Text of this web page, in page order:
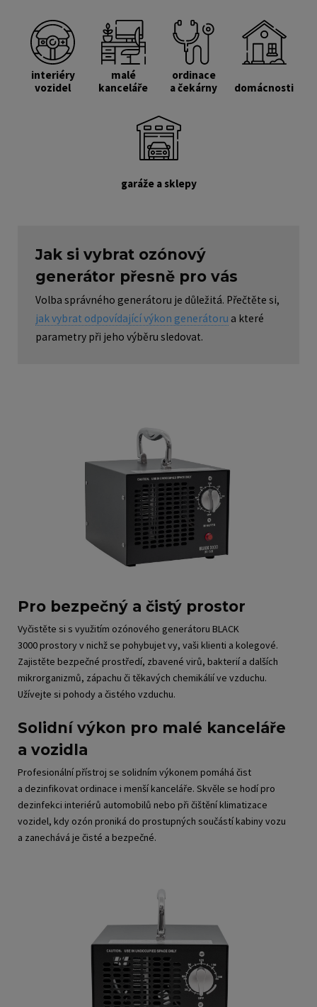
interiéry
vozidel
malé
kanceláře
ordinace
a čekárny
domácnosti
garáže a sklepy
Jak si vybrat ozónový
generátor přesně pro vás
Volba správného generátoru je důležitá. Přečtěte si,
jak vybrat odpovídající výkon generátoru a které
parametry při jeho výběru sledovat.
Pro bezpečný a čistý prostor
Vyčistěte si s využitím ozónového generátoru BLACK
3000 prostory v nichž se pohybujet vy, vaši klienti a kolegové.
Zajistěte bezpečné prostředí, zbavené virů, bakterií a dalších
mikrorganizmů, zápachu či těkavých chemikálií ve vzduchu.
Užívejte si pohody a čistého vzduchu.
Solidní výkon pro malé kanceláře
a vozidla
Profesionální přístroj se solidním výkonem pomáhá čist
a dezinfikovat ordinace i menší kanceláře. Skvěle se hodí pro
dezinfekci interiérů automobilů nebo při čištění klimatizace
vozidel, kdy ozón proniká do prostupných součástí kabiny vozu
a zanechává je čisté a bezpečné.